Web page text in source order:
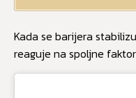
Kada se barijera
reaguje na spoljne